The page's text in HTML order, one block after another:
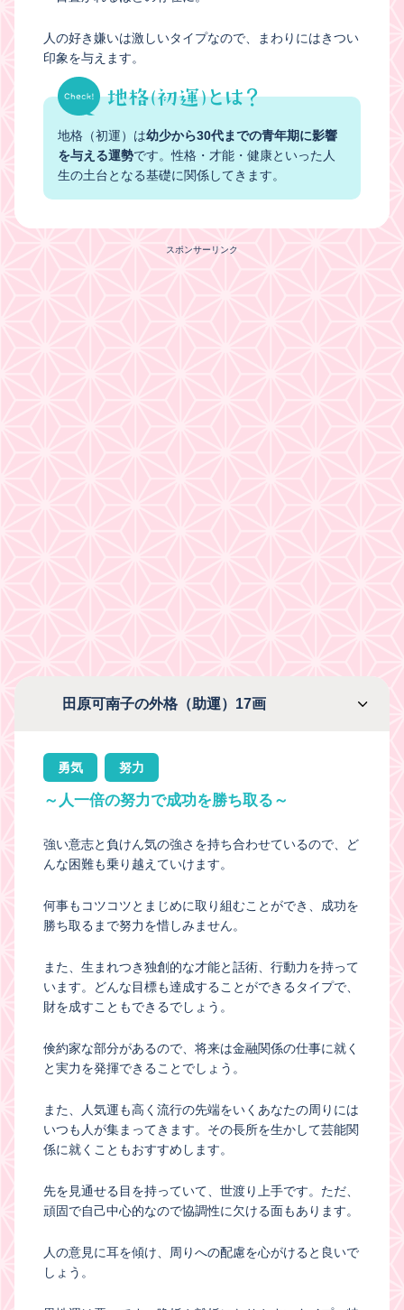
人の好き嫌いは激しいタイプなので、まわりにはきつい
印象を与えます。
地格（初運）は幼少から30代までの青年期に影響
を与える運勢です。性格・才能・健康といった人
生の土台となる基礎に関係してきます。
スポンサーリンク
田原可南子の外格（助運）17画
勇気 努力
～人一倍の努力で成功を勝ち取る～
強い意志と負けん気の強さを持ち合わせているので、ど
んな困難も乗り越えていけます。
何事もコツコツとまじめに取り組むことができ、成功を
勝ち取るまで努力を惜しみません。
また、生まれつき独創的な才能と話術、行動力を持って
います。どんな目標も達成することができるタイプで、
財を成すこともできるでしょう。
倹約家な部分があるので、将来は金融関係の仕事に就く
と実力を発揮できることでしょう。
また、人気運も高く流行の先端をいくあなたの周りには
いつも人が集まってきます。その長所を生かして芸能関
係に就くこともおすすめします。
先を見通せる目を持っていて、世渡り上手です。ただ、
頑固で自己中心的なので協調性に欠ける面もあります。
人の意見に耳を傾け、周りへの配慮を心がけると良いで
しょう。